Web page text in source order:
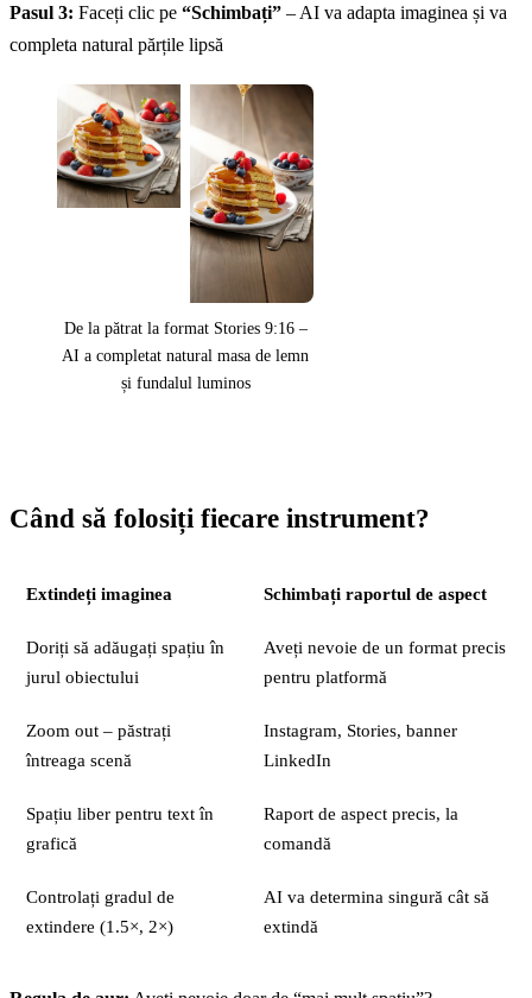
Pasul 3: Faceți clic pe “Schimbați” – AI va adapta imaginea și va
completa natural părțile lipsă
De la pătrat la format Stories 9:16 –
AI a completat natural masa de lemn
și fundalul luminos
Când să folosiți fiecare instrument?
Extindeți imaginea Schimbați raportul de aspect
Doriți să adăugați spațiu în
jurul obiectului
Aveți nevoie de un format precis
pentru platformă
Zoom out – păstrați
întreaga scenă
Instagram, Stories, banner
LinkedIn
Spațiu liber pentru text în
grafică
Raport de aspect precis, la
comandă
Controlați gradul de
extindere (1.5×, 2×)
AI va determina singură cât să
extindă